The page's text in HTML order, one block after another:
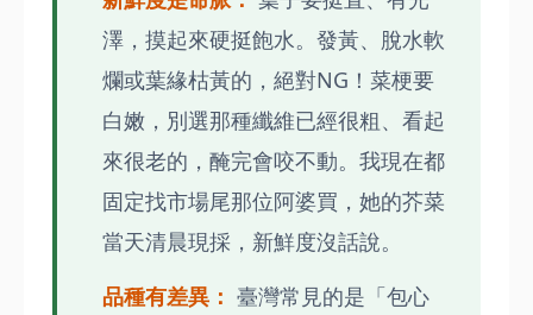
澤，摸起來硬挺飽水。發黃、脫水軟
爛或葉緣枯黃的，絕對NG！菜梗要
白嫩，別選那種纖維已經很粗、看起
來很老的，醃完會咬不動。我現在都
固定找市場尾那位阿婆買，她的芥菜
當天清晨現採，新鮮度沒話說。
品種有差異： 臺灣常見的是「包心